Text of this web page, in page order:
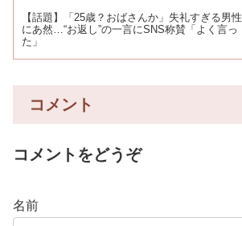
【話題】「25歳？おばさんか」失礼すぎる男性
にあ然…“お返し”の一言にSNS称賛「よく言っ
た」
コメント
コメントをどうぞ
名前